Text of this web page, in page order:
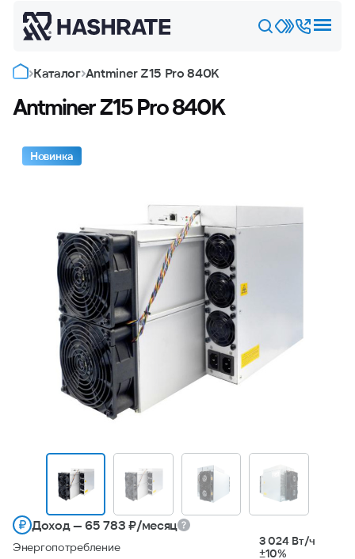
Каталог Antminer Z15 Pro 840K
Antminer Z15 Pro 840K
Новинка
Доход — 65 783 ₽/месяц
Энергопотребление
3 024 Вт/ч
±10%